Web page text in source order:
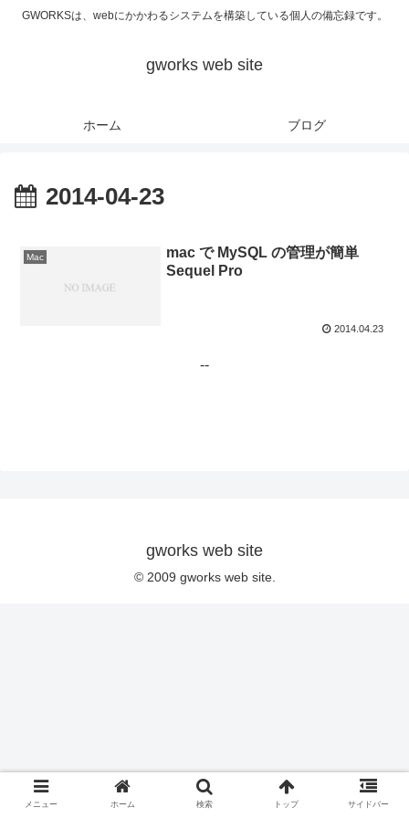
GWORKSは、webにかかわるシステムを構築している個人の備忘録です。
gworks web site
ホーム ブログ
2014-04-23
Mac
mac で MySQL の管理が簡単
Sequel Pro
2014.04.23
--
gworks web site
© 2009 gworks web site.
メニュー ホーム 検索 トップ サイドバー